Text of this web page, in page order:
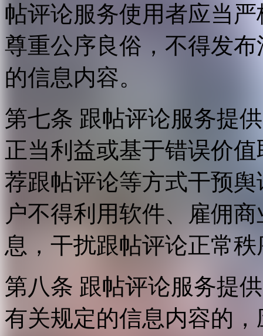
帖评论服务使用者应当
尊重公序良俗，不得发
的信息内容。
第七条 跟帖评论服务提
正当利益或基于错误价
荐跟帖评论等方式干预
户不得利用软件、雇佣
息，干扰跟帖评论正常
第八条 跟帖评论服务提
有关规定的信息内容的